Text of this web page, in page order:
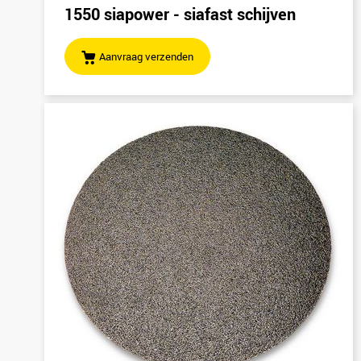
1550 siapower - siafast schijven
Aanvraag verzenden